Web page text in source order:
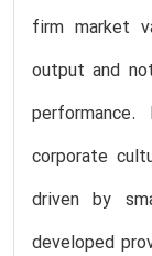
firm market
output and
corporate
driven by
developed